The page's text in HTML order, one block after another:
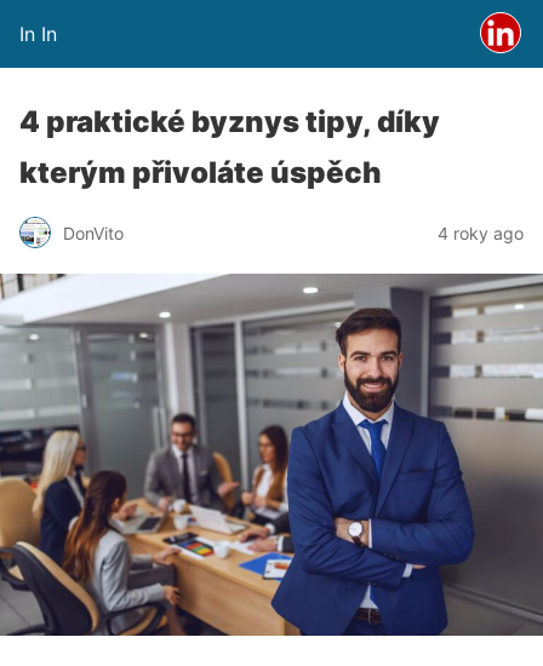
In In
4 praktické byznys tipy, díky
kterým přivoláte úspěch
DonVito 4 roky ago